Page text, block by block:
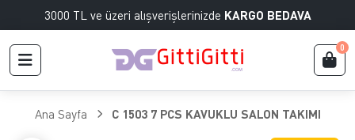
3000 TL ve üzeri alışverişlerinizde KARGO BEDAVA
0
Ana Sayfa C 1503 7 PCS KAVUKLU SALON TAKIMI